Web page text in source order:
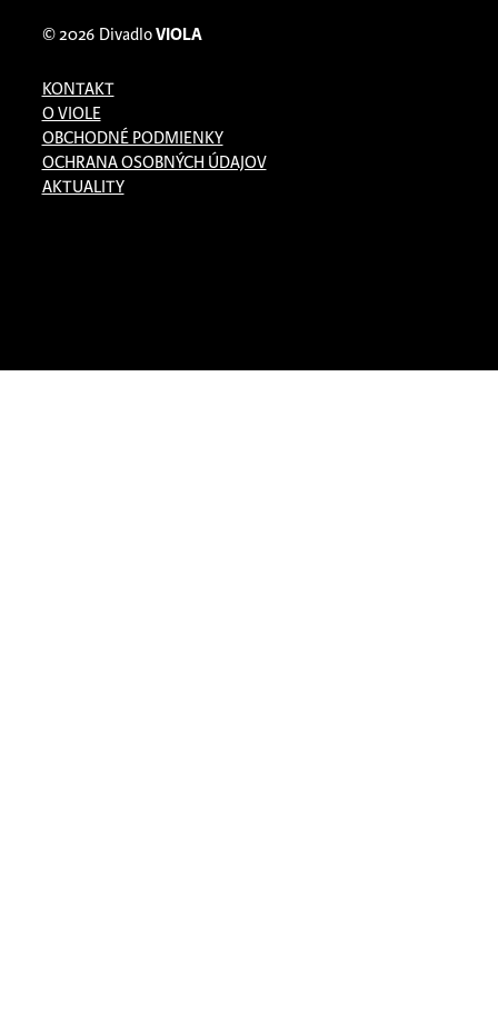
© 2026 DivadloVIOLA
KONTAKT
O VIOLE
OBCHODNÉ PODMIENKY
OCHRANA OSOBNÝCH ÚDAJOV
AKTUALITY